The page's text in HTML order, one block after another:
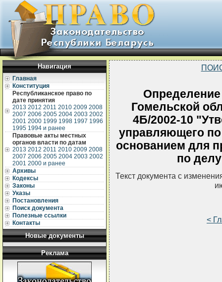
Навигация
Главная
Конституция
Республиканское право по
дате принятия
2013 2012 2011 2010 2009 2008
2007 2006 2005 2004 2003 2002
2001 2000 1999 1998 1997 1996
1995 1994 и ранее
Правовые акты местных
органов власти по датам
2013 2012 2011 2010 2009 2008
2007 2006 2005 2004 2003 2002
2001 2000 и ранее
Архивы
Кодексы
Законы
Указы
Постановления
Поиск документа
Полезные ссылки
Контакты
Новые документы
Реклама
Определение
Гомельской
4Б/2002-10
управляющего по
основанием для
по
Текст документа с
<